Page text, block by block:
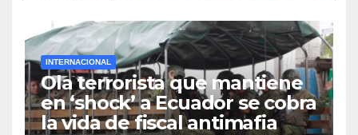
INTERNACIONAL
Ola terrorista que mantiene
en ‘shock’ a Ecuador se cobra
la vida de fiscal antimafia